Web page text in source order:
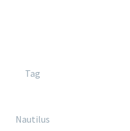
Tag
Nautilus